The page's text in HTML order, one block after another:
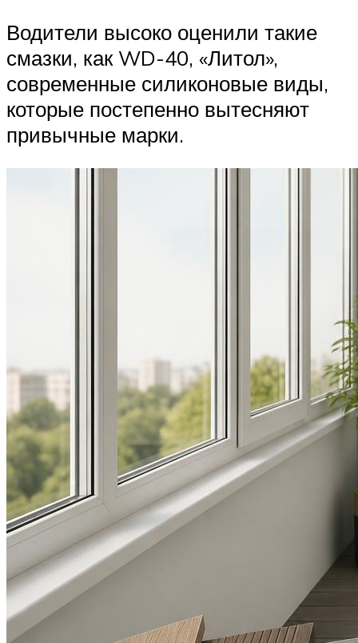
Водители высоко оценили такие
смазки, как WD-40, «Литол»,
современные силиконовые виды,
которые постепенно вытесняют
привычные марки.